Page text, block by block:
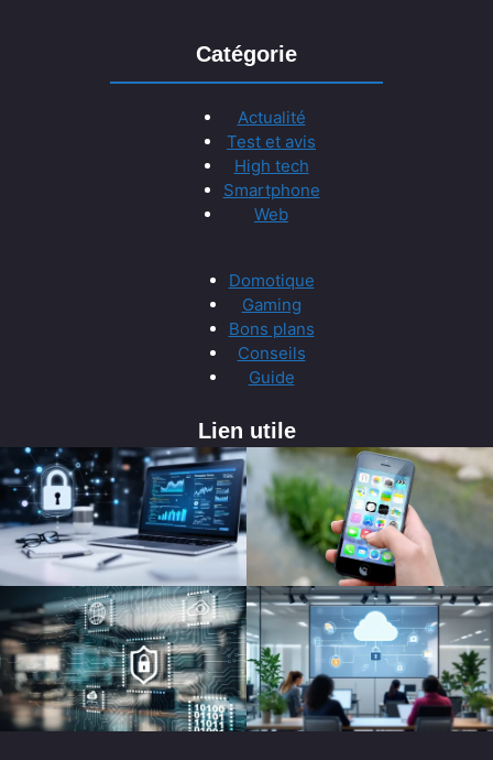
Catégorie
Actualité
Test et avis
High tech
Smartphone
Web
Domotique
Gaming
Bons plans
Conseils
Guide
Lien utile